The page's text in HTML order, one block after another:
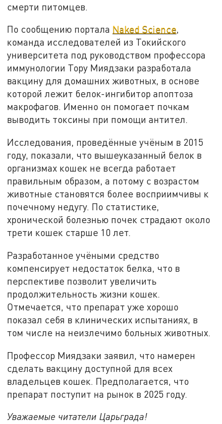
смерти питомцев.
По сообщению портала Naked Science,
команда исследователей из Токийского
университета под руководством профессора
иммунологии Тору Миядзаки разработала
вакцину для домашних животных, в основе
которой лежит белок-ингибитор апоптоза
макрофагов. Именно он помогает почкам
выводить токсины при помощи антител.
Исследования, проведённые учёным в 2015
году, показали, что вышеуказанный белок в
организмах кошек не всегда работает
правильным образом, а потому с возрастом
животные становятся более восприимчивы к
почечному недугу. По статистике,
хронической болезнью почек страдают около
трети кошек старше 10 лет.
Разработанное учёными средство
компенсирует недостаток белка, что в
перспективе позволит увеличить
продолжительность жизни кошек.
Отмечается, что препарат уже хорошо
показал себя в клинических испытаниях, в
том числе на неизлечимо больных животных.
Профессор Миядзаки заявил, что намерен
сделать вакцину доступной для всех
владельцев кошек. Предполагается, что
препарат поступит на рынок в 2025 году.
Уважаемые читатели Царьграда!